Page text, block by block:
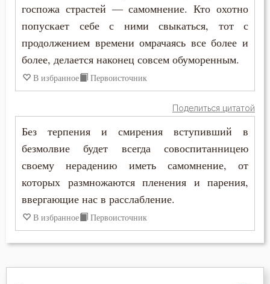
Самолюбие
Сердце
Сластолюбие
Смирение
Совесть
Созерцание
Сокрушение
госпожа страстей — самомнение. Кто охотно
попускает себе с ними свыкаться, тот с
продолжением времени омрачаясь все более и
более, делается наконец совсем обуморенным.
В избранное Первоисточник
Поделиться цитатой
Без терпения и смирения вступивший в
безмолвие будет всегда совоспитанницею
своему нерадению иметь самомнение, от
которых размножаются пленения и парения,
ввергающие нас в расслабление.
В избранное Первоисточник